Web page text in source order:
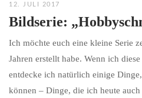
12. JULI 2017
Bildserie:
Ich möchte euch eine kleine Serie
Jahren erstellt habe. Wenn ich
entdecke ich natürlich einige
können – Dinge, die ich heute